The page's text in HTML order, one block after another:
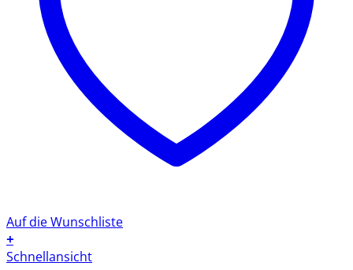
Auf die Wunschliste
+
Schnellansicht